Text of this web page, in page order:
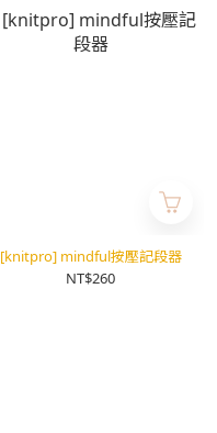
[knitpro] mindful按壓記段器
NT$260